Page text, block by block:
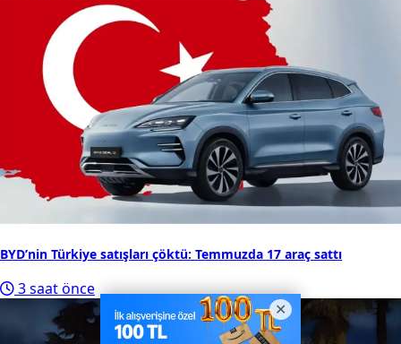
BYD’nin Türkiye satışları çöktü: Temmuzda 17 araç sattı
3 saat önce